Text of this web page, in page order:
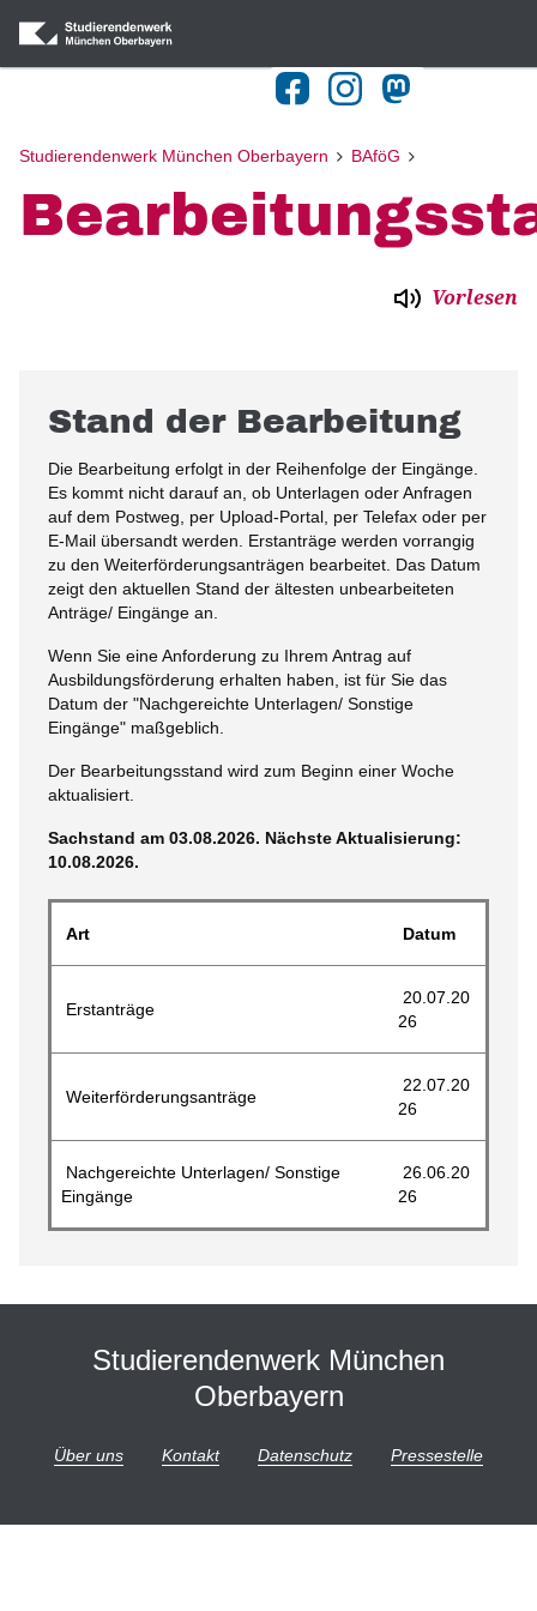
Studierendenwerk München Oberbayern BAföG
Vorlesen
Stand der Bearbeitung
Die Bearbeitung erfolgt in der Reihenfolge der Eingänge.
Es kommt nicht darauf an, ob Unterlagen oder Anfragen
auf dem Postweg, per Upload-Portal, per Telefax oder per
E-Mail übersandt werden. Erstanträge werden vorrangig
zu den Weiterförderungsanträgen bearbeitet. Das Datum
zeigt den aktuellen Stand der ältesten unbearbeiteten
Anträge/ Eingänge an.
Wenn Sie eine Anforderung zu Ihrem Antrag auf
Ausbildungsförderung erhalten haben, ist für Sie das
Datum der "Nachgereichte Unterlagen/ Sonstige
Eingänge" maßgeblich.
Der Bearbeitungsstand wird zum Beginn einer Woche
aktualisiert.
Sachstand am 03.08.2026. Nächste Aktualisierung:
10.08.2026.
Art Datum
Erstanträge
20.07.20
26
Weiterförderungsanträge
22.07.20
26
Nachgereichte Unterlagen/ Sonstige
Eingänge
26.06.20
26
Gastronomie
Wohnheime
Kitas
Studieren mit Behinderung
Publikationen & Downloads
Über uns
Stellenangebote
Ausschreibungen
Studierendenwerk München
Oberbayern
Über uns Kontakt Datenschutz Pressestelle